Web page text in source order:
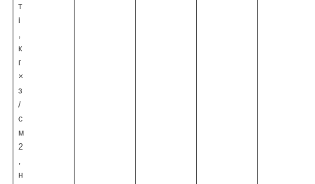
т
і
к
г
×
з
/
с
м
2
н